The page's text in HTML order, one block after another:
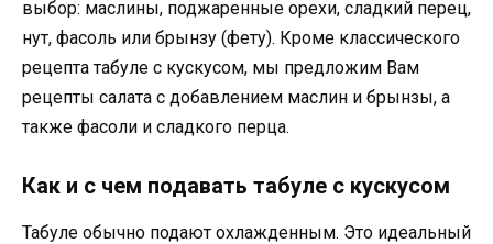
выбор: маслины, поджаренные орехи, сладкий перец,
нут, фасоль или брынзу (фету). Кроме классического
рецепта табуле с кускусом, мы предложим Вам
рецепты салата с добавлением маслин и брынзы, а
также фасоли и сладкого перца.
Как и с чем подавать табуле с кускусом
Табуле обычно подают охлажденным. Это идеальный